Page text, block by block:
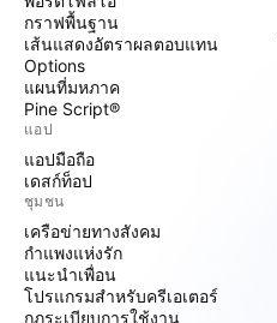
กราฟพื้นฐาน
เส้นแสดงอัตราผลตอบแทน
Options
แผนที่มหภาค
Pine Script®
แอป
แอปมือถือ
เดสก์ท็อป
ชุมชน
เครือข่ายทางสังคม
กำแพงแห่งรัก
แนะนำเพื่อน
โปรแกรมสำหรับครีเอเตอร์
กฎระเบียบการใช้งาน